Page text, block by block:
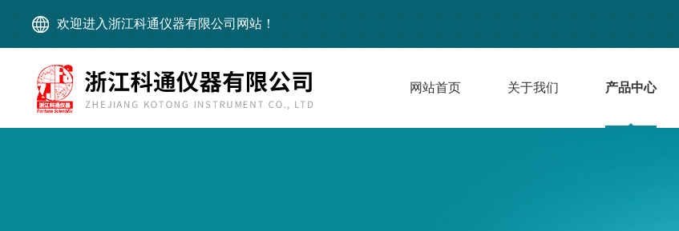
欢迎进入浙江科通仪器有限公司网站！
网站首页 关于我们 产品中心